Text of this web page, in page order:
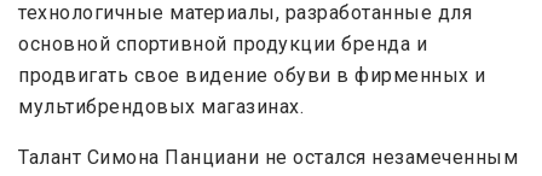
технологичные материалы, разработанные для
основной спортивной продукции бренда и
продвигать свое видение обуви в фирменных и
мультибрендовых магазинах.
Талант Симона Панциани не остался незамеченным